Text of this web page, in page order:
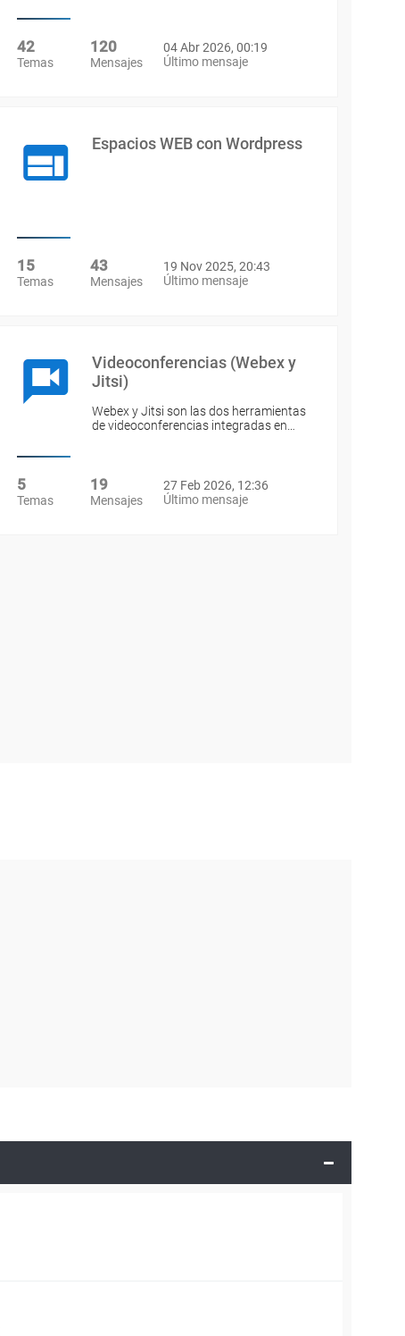
42
Temas
120
Mensajes
04 Abr 2026, 00:19
Último mensaje
Espacios WEB con Wordpress
15
Temas
43
Mensajes
19 Nov 2025, 20:43
Último mensaje
Videoconferencias (Webex y
Jitsi)
Webex y Jitsi son las dos herramientas
de videoconferencias integradas en…
5
Temas
19
Mensajes
27 Feb 2026, 12:36
Último mensaje